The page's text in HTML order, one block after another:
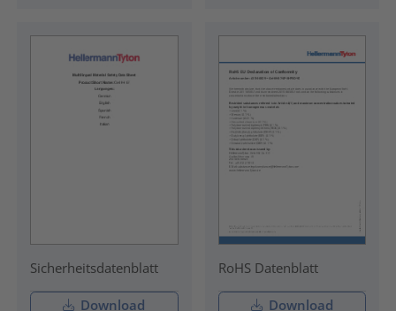
Sicherheitsdatenblatt
Download
RoHS Datenblatt
Download